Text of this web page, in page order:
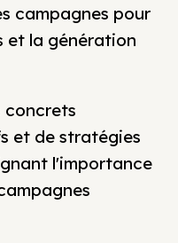
campagnes pour
et la génération
concrets
et de stratégies
l'importance